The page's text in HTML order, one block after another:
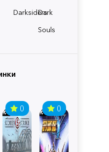
Darksiders
Dark
Souls
0 0